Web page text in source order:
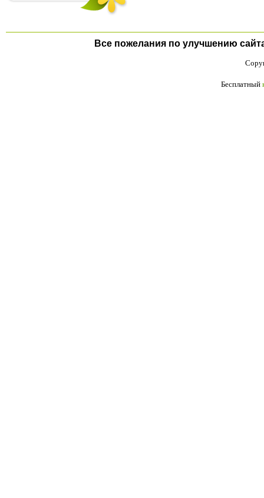
Все пожелания по улучшению
Бесплатный